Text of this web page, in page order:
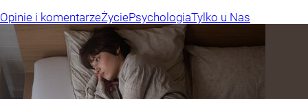
Opinie i komentarzeŻyciePsychologiaTylko u Nas